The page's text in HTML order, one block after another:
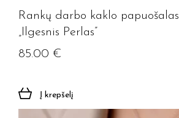
Rankų darbo kaklo papuošalas
„Ilgesnis Perlas”
85.00 €
Į krepšelį